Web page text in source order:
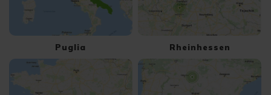
Puglia Rheinhessen